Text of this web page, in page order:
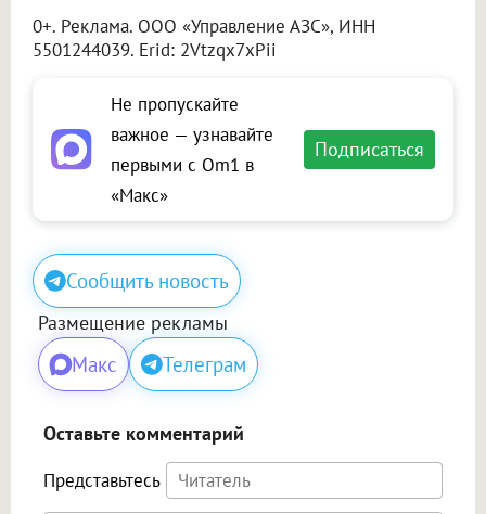
0+. Реклама. ООО «Управление АЗС», ИНН
5501244039. Erid: 2Vtzqx7xPii
Не пропускайте
важное — узнавайте
первыми с Om1 в
«Макс»
Подписаться
Сообщить новость
Размещение рекламы
Макс Телеграм
Оставьте комментарий
Представьтесь